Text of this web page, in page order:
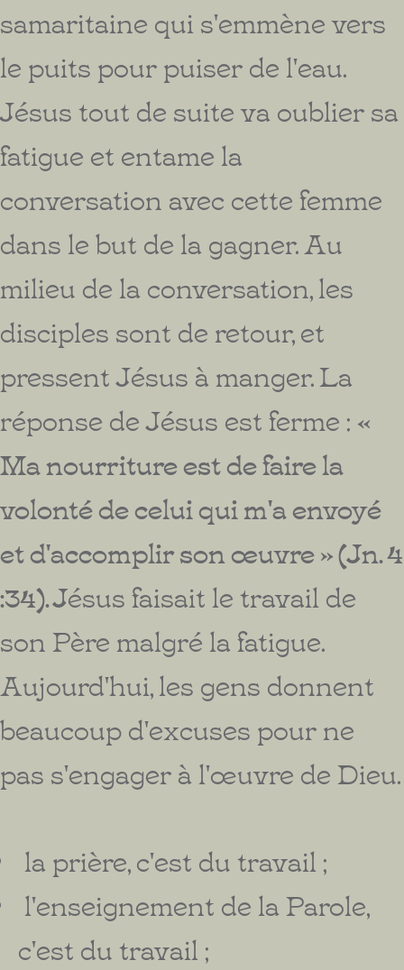
samaritaine qui s'emmène vers
le puits pour puiser de l'eau.
Jésus tout de suite va oublier sa
fatigue et entame la
conversation avec cette femme
dans le but de la gagner. Au
milieu de la conversation, les
disciples sont de retour, et
pressent Jésus à manger. La
réponse de Jésus est ferme : «
Ma nourriture est de faire la
volonté de celui qui m'a envoyé
et d'accomplir son œuvre » (Jn. 4
:34). Jésus faisait le travail de
son Père malgré la fatigue.
Aujourd'hui, les gens donnent
beaucoup d'excuses pour ne
pas s'engager à l'œuvre de Dieu.
la prière, c'est du travail ;
l'enseignement de la Parole,
c'est du travail ;